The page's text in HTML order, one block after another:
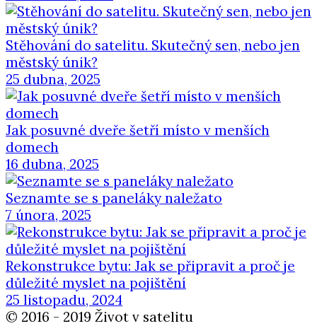
Stěhování do satelitu. Skutečný sen, nebo jen
městský únik?
25 dubna, 2025
Jak posuvné dveře šetří místo v menších
domech
16 dubna, 2025
Seznamte se s paneláky naležato
7 února, 2025
Rekonstrukce bytu: Jak se připravit a proč je
důležité myslet na pojištění
25 listopadu, 2024
© 2016 - 2019 Život v satelitu